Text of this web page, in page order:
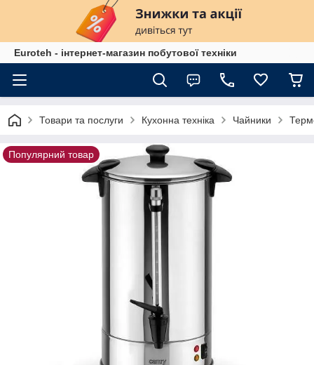
Euroteh - інтернет-магазин побутової техніки
Товари та послуги Кухонна техніка Чайники
Популярний товар